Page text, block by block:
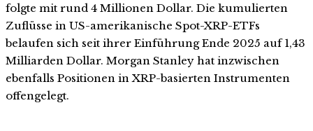
folgte mit rund 4 Millionen Dollar. Die kumulierten
Zuflüsse in US-amerikanische Spot-XRP-ETFs
belaufen sich seit ihrer Einführung Ende 2025 auf 1,43
Milliarden Dollar. Morgan Stanley hat inzwischen
ebenfalls Positionen in XRP-basierten Instrumenten
offengelegt.